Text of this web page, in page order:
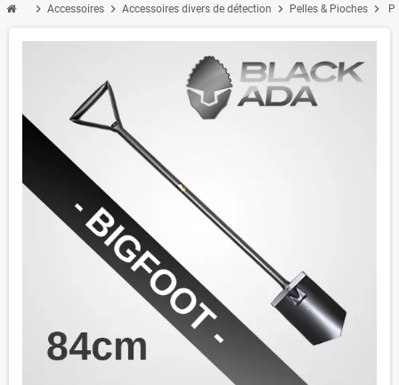
chevron_right Accessoires chevron_right Accessoires divers de détection chevron_right Pelles & Pioches chevron_right